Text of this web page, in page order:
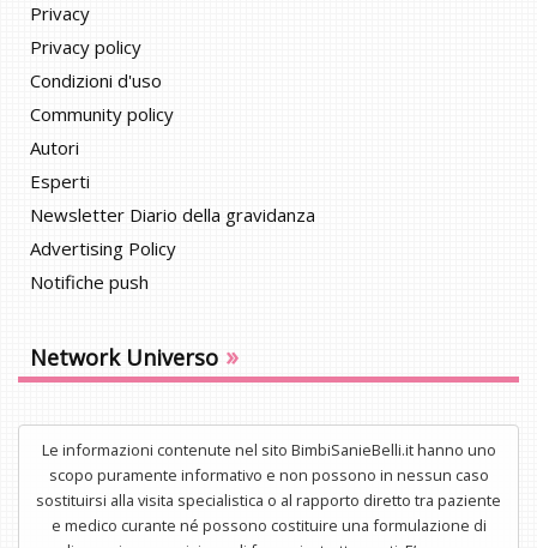
Privacy
Privacy policy
Condizioni d'uso
Community policy
Autori
Esperti
Newsletter Diario della gravidanza
Advertising Policy
Notifiche push
Network Universo »
Le informazioni contenute nel sito BimbiSanieBelli.it hanno uno
scopo puramente informativo e non possono in nessun caso
sostituirsi alla visita specialistica o al rapporto diretto tra paziente
e medico curante né possono costituire una formulazione di